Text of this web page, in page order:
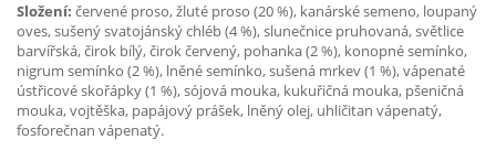
Složení: červené proso, žluté proso (20 %), kanárské semeno, loupaný
oves, sušený svatojánský chléb (4 %), slunečnice pruhovaná, světlice
barvířská, čirok bílý, čirok červený, pohanka (2 %), konopné semínko,
nigrum semínko (2 %), lněné semínko, sušená mrkev (1 %), vápenaté
ústřicové skořápky (1 %), sójová mouka, kukuřičná mouka, pšeničná
mouka, vojtěška, papájový prášek, lněný olej, uhličitan vápenatý,
fosforečnan vápenatý.